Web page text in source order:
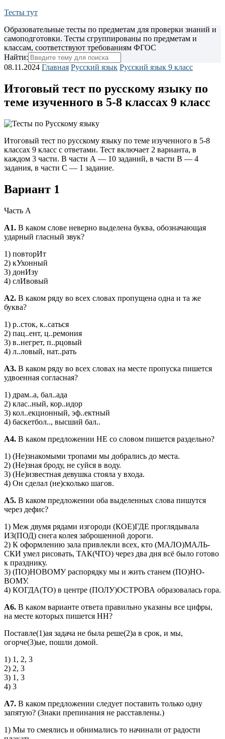
Тесты тут
Образовательные тесты по предметам для проверки знаний и
самоподготовки. Тесты сгруппированы по предметам и
классам, соответствуют требованиям ФГОС
Найти:
08.11.2024 Главная Русский язык Русский язык 9 класс
Итоговый тест по русскому языку по
теме изученного в 5-8 классах 9 класс
Итоговый тест по русскому языку по теме изученного в 5-8
классах 9 класс с ответами. Тест включает 2 варианта, в
каждом 3 части. В части А — 10 заданий, в части В — 4
задания, в части С — 1 задание.
Вариант 1
Часть А
А1. В каком слове неверно выделена буква, обозначающая
ударный гласный звук?
1) повторИт
2) кУхонный
3) донИзу
4) слИвовый
А2. В каком ряду во всех словах пропущена одна и та же
буква?
1) р..сток, к..саться
2) пац..ент, ц..ремония
3) в..негрет, п..рцовый
4) л..ловый, нат..рать
А3. В каком ряду во всех словах на месте пропуска пишется
удвоенная согласная?
1) драм..а, бал..ада
2) клас..ный, кор..идор
3) кол..екционный, эф..ектный
4) баскетбол.., высший бал..
А4. В каком предложении НЕ со словом пишется раздельно?
1) (Не)знакомыми тропами мы добрались до места.
2) (Не)зная броду, не суйся в воду.
3) (Не)известная девушка стояла у входа.
4) Он сделал (не)сколько шагов.
А5. В каком предложении оба выделенных слова пишутся
через дефис?
1) Меж двумя рядами изгороди (КОЕ)ГДЕ проглядывала
ИЗ(ПОД) снега колея заброшенной дороги.
2) К оформлению зала привлекли всех, кто (МАЛО)МАЛЬ­
СКИ умел рисовать, ТАК(ЧТО) через два дня всё было го­тово
к празднику.
3) (ПО)НОВОМУ распорядку мы и жить станем (ПО)НО­
ВОМУ.
4) КОГДА(ТО) в центре (ПОЛУ)ОСТРОВА образовалась гора.
А6. В каком варианте ответа правильно указаны все цифры,
на месте которых пишется НН?
Поставле(1)ая задача не была реше(2)а в срок, и мы,
огорче(3)ые, пошли домой.
1) 1, 2, 3
2) 2, 3
3) 1, 3
4) 3
А7. В каком предложении следует поставить только одну
запя­тую? (Знаки препинания не расставлены.)
1) Мы то смеялись и обнимались то начинали от радости